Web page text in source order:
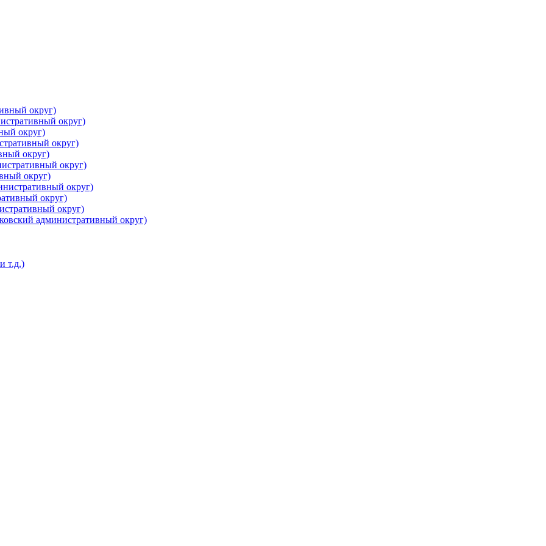
округ)
округ)
округ)
округ)
округ)
округ)
округ)
округ)
округ)
округ)
административный округ)
т.д.)